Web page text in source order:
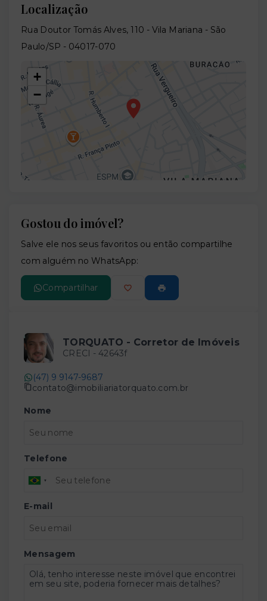
Localização
Rua Doutor Tomás Alves, 110 - Vila Mariana - São
Paulo/SP - 04017-070
+
−
Gostou do imóvel?
Salve ele nos seus favoritos ou então compartilhe
com alguém no WhatsApp:
Compartilhar
TORQUATO - Corretor de Imóveis
CRECI - 42643f
(47) 9 9147-9687
contato@imobiliariatorquato.com.br
Nome
Telefone
E-mail
Mensagem